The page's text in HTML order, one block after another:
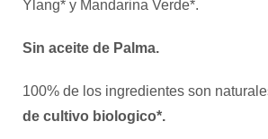
Ylang* y Mandarina Verde*.
Sin aceite de Palma.
100% de los ingredientes son
de cultivo biologico*.